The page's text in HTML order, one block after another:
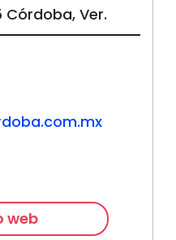
Córdoba, Ver.
web